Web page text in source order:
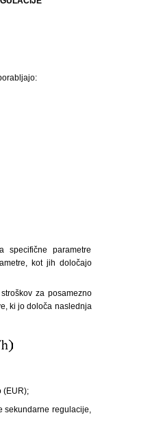
parametre
kot jih določajo
za posamezno
ki jo določa naslednja
(EUR);
sekundarne regulacije,